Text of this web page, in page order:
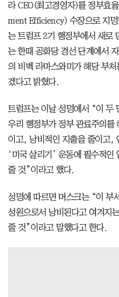
라 CEO(최고경영자)를 정부효
ment Efficiency) 수장으로 지
는 트럼프 2기 행정부에서 새로
는 한때 공화당 경선 단계에서
의 비벡 라마스와미가 해당 부
겠다고 밝혔다.
트럼프는 이날 성명에서 “이 두
우리 행정부가 정부 관료주의를
이고, 낭비적인 지출을 줄이고,
‘미국 살리기’ 운동에 필수적인
줄 것”이라고 했다.
성명에 따르면 머스크는 “이 부
성원으로서 낭비된다고 여겨지
줄 것”이라고 말했다고 한다.